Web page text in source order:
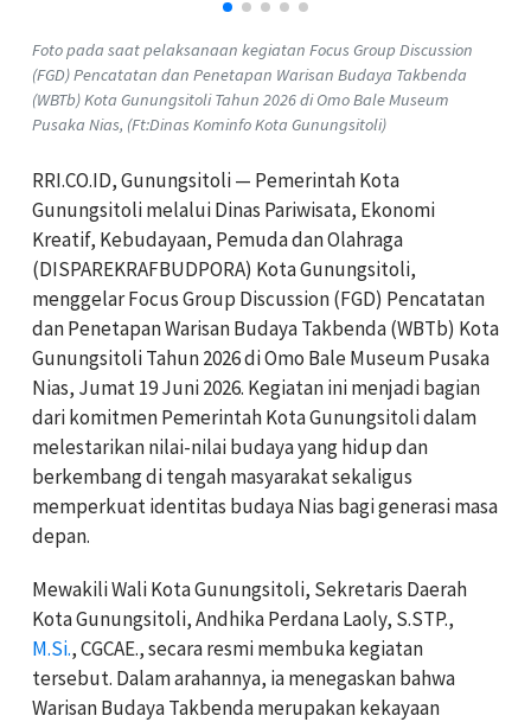
Foto pada saat pelaksanaan kegiatan Focus Group Discussion
(FGD) Pencatatan dan Penetapan Warisan Budaya Takbenda
(WBTb) Kota Gunungsitoli Tahun 2026 di Omo Bale Museum
Pusaka Nias, (Ft:Dinas Kominfo Kota Gunungsitoli)
RRI.CO.ID, Gunungsitoli — Pemerintah Kota
Gunungsitoli melalui Dinas Pariwisata, Ekonomi
Kreatif, Kebudayaan, Pemuda dan Olahraga
(DISPAREKRAFBUDPORA) Kota Gunungsitoli,
menggelar Focus Group Discussion (FGD) Pencatatan
dan Penetapan Warisan Budaya Takbenda (WBTb) Kota
Gunungsitoli Tahun 2026 di Omo Bale Museum Pusaka
Nias, Jumat 19 Juni 2026. Kegiatan ini menjadi bagian
dari komitmen Pemerintah Kota Gunungsitoli dalam
melestarikan nilai-nilai budaya yang hidup dan
berkembang di tengah masyarakat sekaligus
memperkuat identitas budaya Nias bagi generasi masa
depan.
Mewakili Wali Kota Gunungsitoli, Sekretaris Daerah
Kota Gunungsitoli, Andhika Perdana Laoly, S.STP.,
M.Si., CGCAE., secara resmi membuka kegiatan
tersebut. Dalam arahannya, ia menegaskan bahwa
Warisan Budaya Takbenda merupakan kekayaan